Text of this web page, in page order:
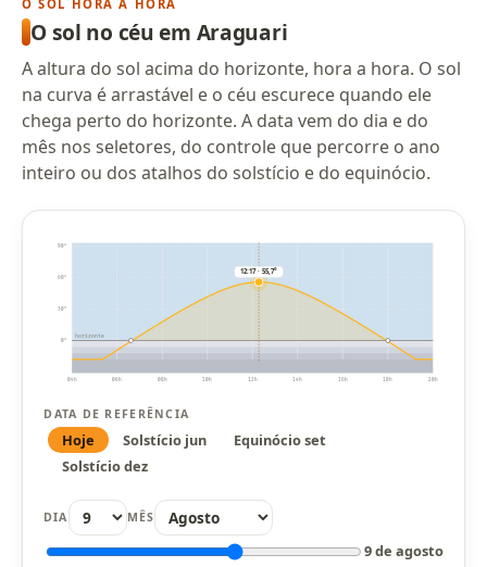
O SOL HORA A HORA
O sol no céu em Araguari
A altura do sol acima do horizonte, hora a hora. O sol
na curva é arrastável e o céu escurece quando ele
chega perto do horizonte. A data vem do dia e do
mês nos seletores, do controle que percorre o ano
inteiro ou dos atalhos do solstício e do equinócio.
0°
30°
60°
90°
horizonte
04h 06h 08h 10h 12h 14h 16h 18h 20h
12:17 · 55,7°
DATA DE REFERÊNCIA
Hoje Solstício jun
Equinócio set
Solstício dez
DIA MÊS
9 de agosto